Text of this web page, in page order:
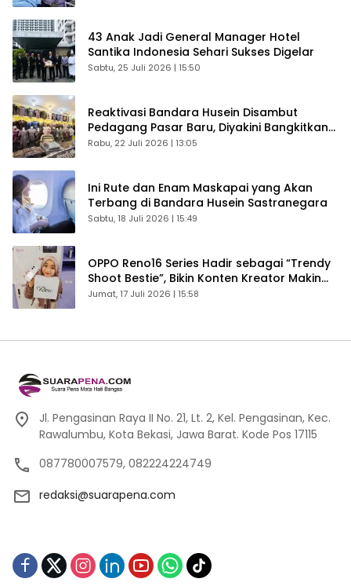
43 Anak Jadi General Manager Hotel
Santika Indonesia Sehari Sukses Digelar
Sabtu, 25 Juli 2026 | 15:50
Reaktivasi Bandara Husein Disambut
Pedagang Pasar Baru, Diyakini Bangkitkan
Kembali Ekonomi Bandung
Rabu, 22 Juli 2026 | 13:05
Ini Rute dan Enam Maskapai yang Akan
Terbang di Bandara Husein Sastranegara
Sabtu, 18 Juli 2026 | 15:49
OPPO Reno16 Series Hadir sebagai “Trendy
Shoot Bestie”, Bikin Konten Kreator Makin
Betah
Jumat, 17 Juli 2026 | 15:58
Jl. Pengasinan Raya II No. 21, Lt. 2, Kel. Pengasinan, Kec.
Rawalumbu, Kota Bekasi, Jawa Barat. Kode Pos 17115
087780007579, 082224224749
redaksi@suarapena.com